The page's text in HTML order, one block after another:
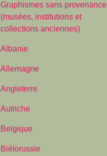
Graphismes sans provenance
(musées, institutions et
collections anciennes)
Albanie
Allemagne
Angleterre
Autriche
Belgique
Biélorussie